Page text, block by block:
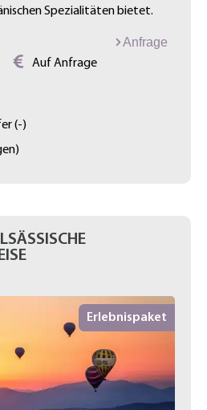
Spezialitäten bietet.
Anfrage
Auf Anfrage
(-)
E
Erlebnispaket